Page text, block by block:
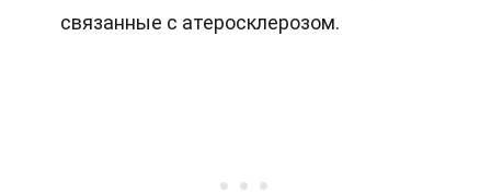
связанные с атеросклерозом.